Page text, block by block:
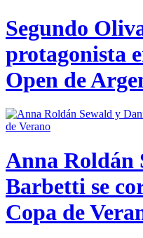
Segundo
protagonista
Open de
Anna Roldán
Barbetti se
Copa de